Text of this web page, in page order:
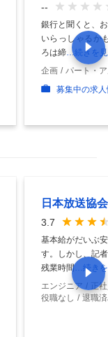
--
銀行と聞くと、
いらっしゃるか
ろは締 …続きを
企画
パート・
募集中の求
日本放送協会
3.7
基本給がだいぶ
す。しかし、記
残業時間…続き
エンジニア
正
役職なし
退職